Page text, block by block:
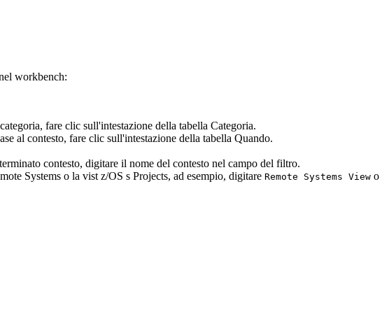
workbench:
fare clic sull'intestazione della tabella Categoria.
al contesto, fare clic sull'intestazione della tabella Quando.
contesto, digitare il nome del contesto nel campo del filtro.
Systems o la vist z/OS s Projects, ad esempio, digitare Remote Systems View o